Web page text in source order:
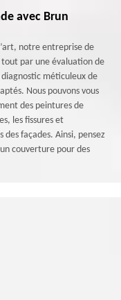
avec Brun
notre entreprise de
par une évaluation de
méticuleux de
Nous pouvons vous
des peintures de
les fissures et
façades. Ainsi, pensez
couverture pour des